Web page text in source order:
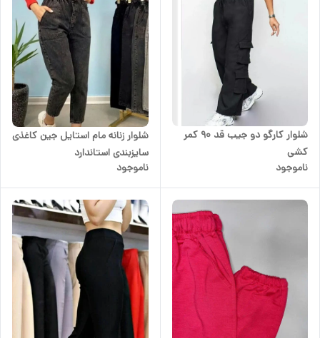
شلوار کارگو دو جیب قد 90 کمر
کشی
ناموجود
شلوار زنانه مام استایل جین کاغذی
سایزبندی استاندارد
ناموجود